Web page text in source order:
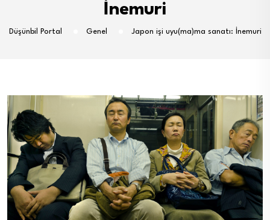
İnemuri
Düşünbil Portal Genel Japon işi uyu(ma)ma sanatı: İnemuri